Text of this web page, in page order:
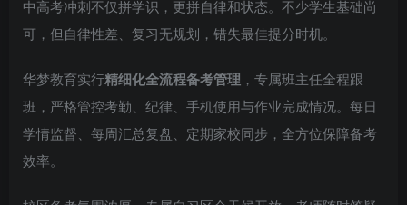
中高考冲刺不仅拼学识，更拼自律和状态。不少学生基础尚
可，但自律性差、复习无规划，错失最佳提分时机。
华梦教育实行精细化全流程备考管理 ，专属班主任全程跟
班，严格管控考勤、纪律、手机使用与作业完成情况。每日
学情监督、每周汇总复盘、定期家校同步，全方位保障备考
效率。